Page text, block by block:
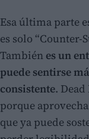
Esa última parte
es solo “Counter-
También es un
puede sentirse
consistente.
porque
que ya puede